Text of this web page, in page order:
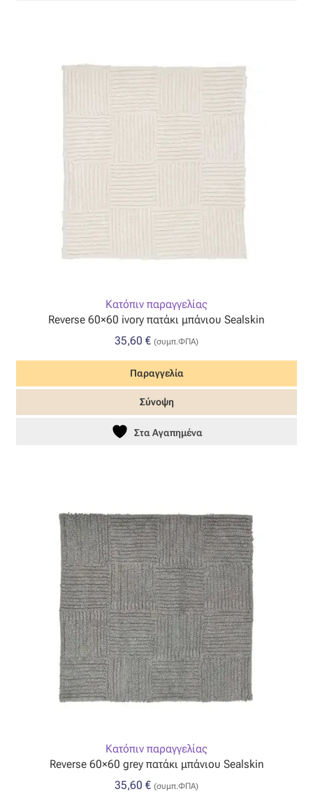
Κατόπιν παραγγελίας
Reverse 60×60 ivory πατάκι μπάνιου Sealskin
35,60 € (συμπ.ΦΠΑ)
Παραγγελία
Σύνοψη
Στα Αγαπημένα
Κατόπιν παραγγελίας
Reverse 60×60 grey πατάκι μπάνιου Sealskin
35,60 € (συμπ.ΦΠΑ)